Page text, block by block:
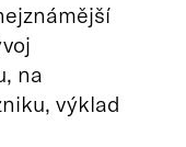
na
výklad